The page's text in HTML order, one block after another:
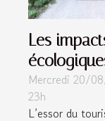
Les
tourisme
léger
Mercredi 20/
23h
L’essor du